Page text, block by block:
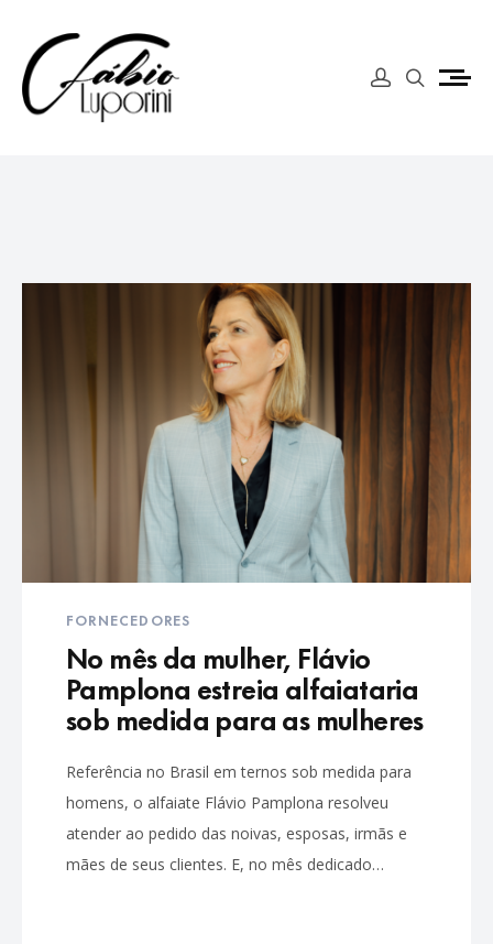
FORNECEDORES
No mês da mulher, Flávio
Pamplona estreia alfaiataria
sob medida para as mulheres
Referência no Brasil em ternos sob medida para
homens, o alfaiate Flávio Pamplona resolveu
atender ao pedido das noivas, esposas, irmãs e
mães de seus clientes. E, no mês dedicado…